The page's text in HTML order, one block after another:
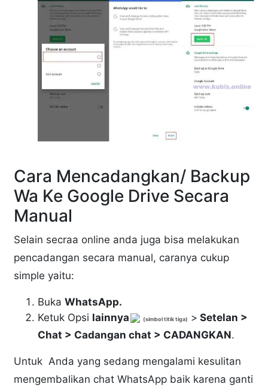
Cara Mencadangkan/ Backup
Wa Ke Google Drive Secara
Manual
Selain secraa online anda juga bisa melakukan
pencadangan secara manual, caranya cukup
simple yaitu:
BukaWhatsApp.
Ketuk Opsi lainnya (simbol titik tiga) > Setelan >
Chat > Cadangan chat > CADANGKAN.
Untuk Anda yang sedang mengalami kesulitan
mengembalikan chat WhatsApp baik karena ganti